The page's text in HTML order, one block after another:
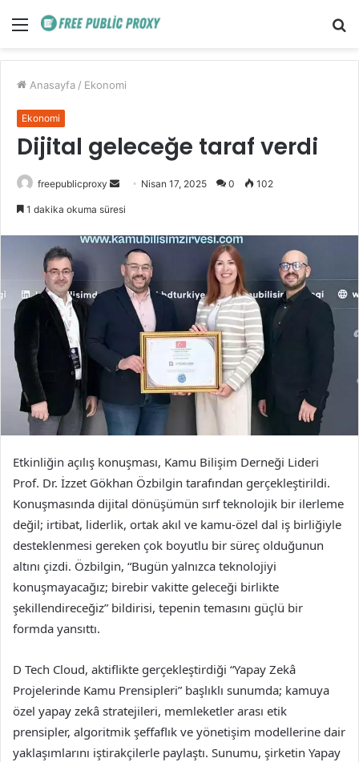
Menü
Anasayfa / Ekonomi
Ekonomi
Dijital geleceğe taraf verdi
freepublicproxy
Bir
göndermek
Nisan 17, 2025 0 102
1 dakika okuma süresi
Etkinliğin açılış konuşması, Kamu Bilişim Derneği Lideri
Prof. Dr. İzzet Gökhan Özbilgin tarafından gerçekleştirildi.
Konuşmasında dijital dönüşümün sırf teknolojik bir ilerleme
değil; irtibat, liderlik, ortak akıl ve kamu-özel dal iş birliğiyle
desteklenmesi gereken çok boyutlu bir süreç olduğunun
altını çizdi. Özbilgin, “Bugün yalnızca teknolojiyi
konuşmayacağız; birebir vakitte geleceği birlikte
şekillendireceğiz” bildirisi, tepenin temasını güçlü bir
formda yansıttı.
D Tech Cloud, aktiflikte gerçekleştirdiği “Yapay Zekâ
Projelerinde Kamu Prensipleri” başlıklı sunumda; kamuya
özel yapay zekâ stratejileri, memleketler arası etik
prensipler, algoritmik şeffaflık ve yönetişim modellerine dair
yaklaşımlarını iştirakçilerle paylaştı. Sunumu, şirketin Yapay